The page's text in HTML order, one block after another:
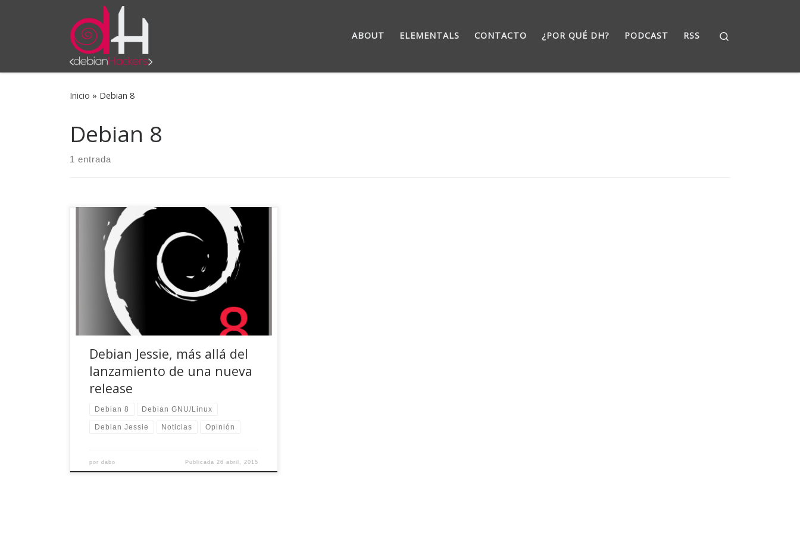
Saltar al contenido
ABOUT ELEMENTALS CONTACTO ¿POR QUÉ DH? PODCAST RSS
Inicio » Debian 8
Debian 8
1 entrada
Hoy ha sido un día de fiesta, fiesta del Software
Libre, de GNU/Linux y sobre todo, el día de
Debian. Más allá de una cuestión de fechas por
lo que ha supuesto este sábado 24 (por si
alguien no lo sabe hoy ha visto la luz Debian 8
estable), para […]
Debian Jessie, más allá del
lanzamiento de una nueva
release
Debian 8 Debian GNU/Linux
Debian Jessie Noticias Opinión
pordabo Publicada 26 abril, 2015